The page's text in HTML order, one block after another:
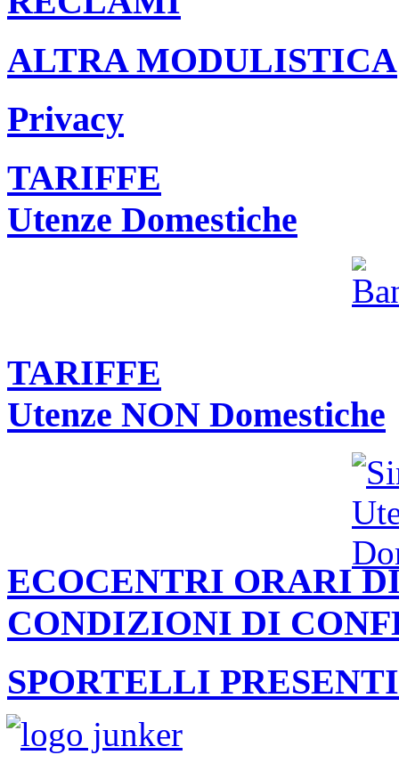
ALTRA MODULISTICA
Privacy
TARIFFE
Utenze Domestiche
TARIFFE
Utenze NON Domestiche
ECOCENTRI ORARI
CONDIZIONI DI
SPORTELLI